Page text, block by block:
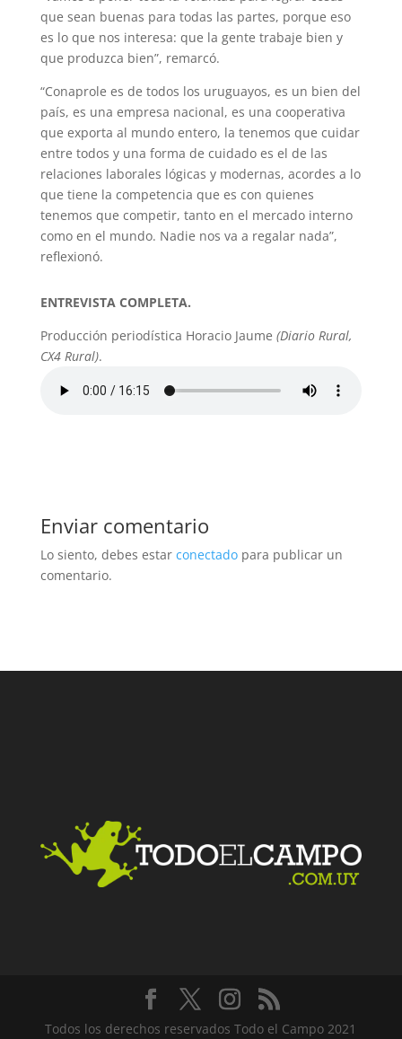
que sean buenas para todas las partes, porque eso
es lo que nos interesa: que la gente trabaje bien y
que produzca bien”, remarcó.
“Conaprole es de todos los uruguayos, es un bien del
país, es una empresa nacional, es una cooperativa
que exporta al mundo entero, la tenemos que cuidar
entre todos y una forma de cuidado es el de las
relaciones laborales lógicas y modernas, acordes a lo
que tiene la competencia que es con quienes
tenemos que competir, tanto en el mercado interno
como en el mundo. Nadie nos va a regalar nada”,
reflexionó.
ENTREVISTA COMPLETA.
Producción periodística Horacio Jaume (Diario Rural,
CX4 Rural).
Enviar comentario
Lo siento, debes estar conectadopara publicar un
comentario.
Todos los derechos reservados Todo el Campo 2021
Facebook